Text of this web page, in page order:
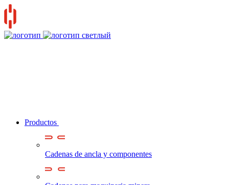
Productos
Cadenas de ancla y componentes